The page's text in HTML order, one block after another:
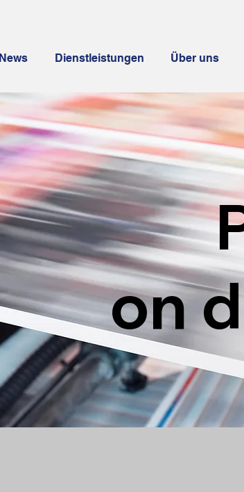
News Dienstleistungen Über uns
on